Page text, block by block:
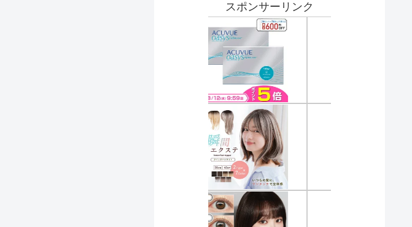
スポンサーリンク